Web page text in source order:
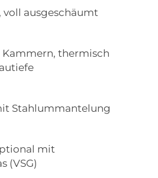
voll ausgeschäumt
thermisch
Stahlummantelung
mit
(VSG)